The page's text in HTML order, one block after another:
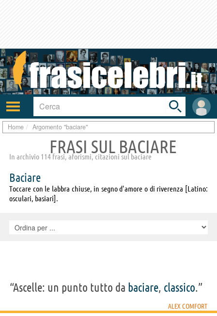
Attiva/disattiva
navigazione
User
area
Toggle
search
bar
Home Argomento "baciare"
FRASI SUL BACIARE
In archivio 114 frasi, aforismi, citazioni sul baciare
Baciare
Toccare con le labbra chiuse, in segno d'amore o di riverenza [Latino:
osculari, basiari].
“Ascelle: un punto tutto da baciare, classico.”
ALEX COMFORT